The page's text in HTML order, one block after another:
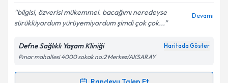
Kişisel verilerimin işlenmesine ilişkin
Aydınlatma
Metni'ni okudum ve kişisel verilerimin belirtilen
kapsamda işlenmesini kabul ediyorum.
bilgisi, özverisi mükemmel. bacağımı neredeyse
sürüklüyordum yürüyemiyordum şimdi çok çok...
Devamı
Defne Sağlıklı Yaşam Kliniği Haritada Göster
Pınar mahallesi 4000 sokak no:2 Merkez/AKSARAY